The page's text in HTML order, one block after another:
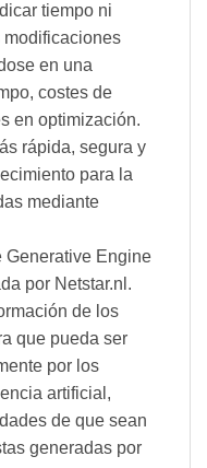
tiempo ni
modificaciones
en una
costes de
en optimización.
rápida, segura y
para la
mediante
Generative Engine
por Netstar.nl.
de los
que pueda ser
por los
artificial,
de que sean
generadas por